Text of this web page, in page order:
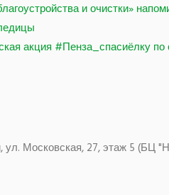
и очистки»
акция #Пенза_спасиёлку
ул. Московская, 27, этаж 5 (БЦ